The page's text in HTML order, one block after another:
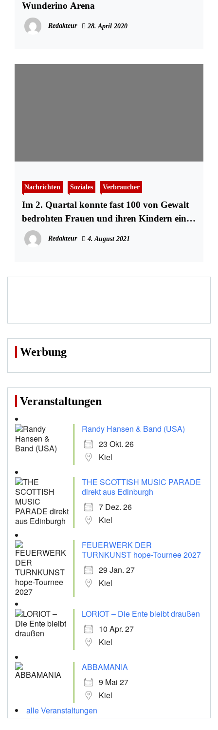
Wunderino Arena
Redakteur 28. April 2020
Nachrichten Soziales Verbraucher
Im 2. Quartal konnte fast 100 von Gewalt
bedrohten Frauen und ihren Kindern eine
Wohnung vermittelt werden
Redakteur 4. August 2021
Werbung
Veranstaltungen
Randy Hansen & Band (USA)
23 Okt. 26
Kiel
THE SCOTTISH MUSIC PARADE
direkt aus Edinburgh
7 Dez. 26
Kiel
FEUERWERK DER
TURNKUNST hope-Tournee 2027
29 Jan. 27
Kiel
LORIOT – Die Ente bleibt draußen
10 Apr. 27
Kiel
ABBAMANIA
9 Mai 27
Kiel
alle Veranstaltungen